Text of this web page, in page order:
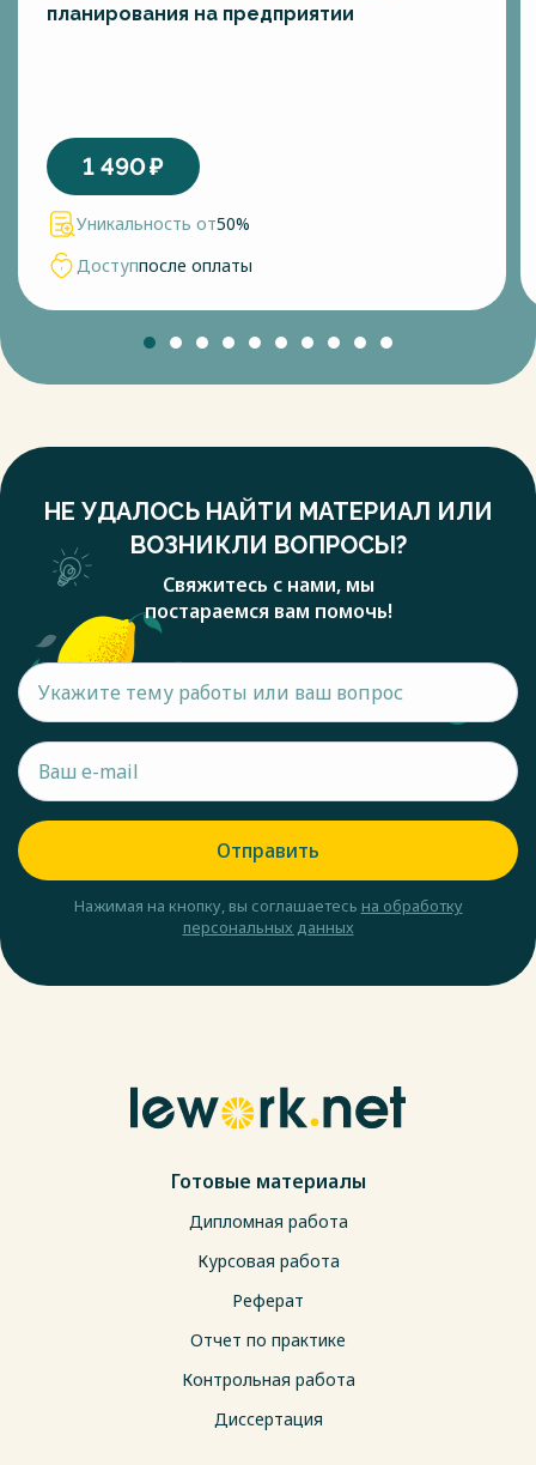
планирования на предприятии
1 490₽
Уникальность от50%
Доступпосле оплаты
НЕ УДАЛОСЬ НАЙТИ МАТЕРИАЛ ИЛИ
ВОЗНИКЛИ ВОПРОСЫ?
Свяжитесь с нами, мы
постараемся вам помочь!
Отправить
Нажимая на кнопку, вы соглашаетесь на обработку
персональных данных
Готовые материалы
Дипломная работа
Курсовая работа
Реферат
Отчет по практике
Контрольная работа
Диссертация